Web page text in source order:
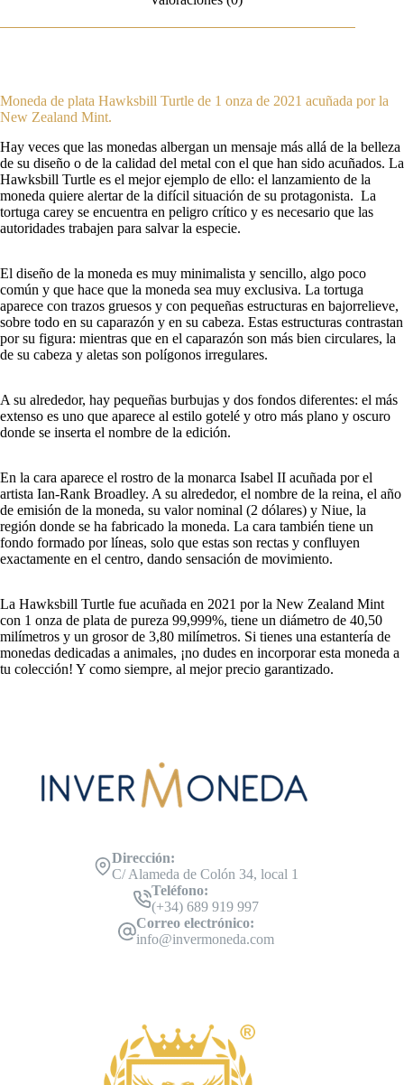
Moneda de plata Hawksbill Turtle de 1 onza de 2021 acuñada por la
New Zealand Mint.
Hay veces que las monedas albergan un mensaje más allá de la belleza
de su diseño o de la calidad del metal con el que han sido acuñados. La
Hawksbill Turtle es el mejor ejemplo de ello: el lanzamiento de la
moneda quiere alertar de la difícil situación de su protagonista. La
tortuga carey se encuentra en peligro crítico y es necesario que las
autoridades trabajen para salvar la especie.
El diseño de la moneda es muy minimalista y sencillo, algo poco
común y que hace que la moneda sea muy exclusiva. La tortuga
aparece con trazos gruesos y con pequeñas estructuras en bajorrelieve,
sobre todo en su caparazón y en su cabeza. Estas estructuras contrastan
por su figura: mientras que en el caparazón son más bien circulares, la
de su cabeza y aletas son polígonos irregulares.
A su alrededor, hay pequeñas burbujas y dos fondos diferentes: el más
extenso es uno que aparece al estilo gotelé y otro más plano y oscuro
donde se inserta el nombre de la edición.
En la cara aparece el rostro de la monarca Isabel II acuñada por el
artista Ian-Rank Broadley. A su alrededor, el nombre de la reina, el año
de emisión de la moneda, su valor nominal (2 dólares) y Niue, la
región donde se ha fabricado la moneda. La cara también tiene un
fondo formado por líneas, solo que estas son rectas y confluyen
exactamente en el centro, dando sensación de movimiento.
La Hawksbill Turtle fue acuñada en 2021 por la New Zealand Mint
con 1 onza de plata de pureza 99,999%, tiene un diámetro de 40,50
milímetros y un grosor de 3,80 milímetros. Si tienes una estantería de
monedas dedicadas a animales, ¡no dudes en incorporar esta moneda a
tu colección! Y como siempre, al mejor precio garantizado.
Dirección:
C/ Alameda de Colón 34, local 1
Teléfono:
(+34) 689 919 997
Correo electrónico:
info@invermoneda.com